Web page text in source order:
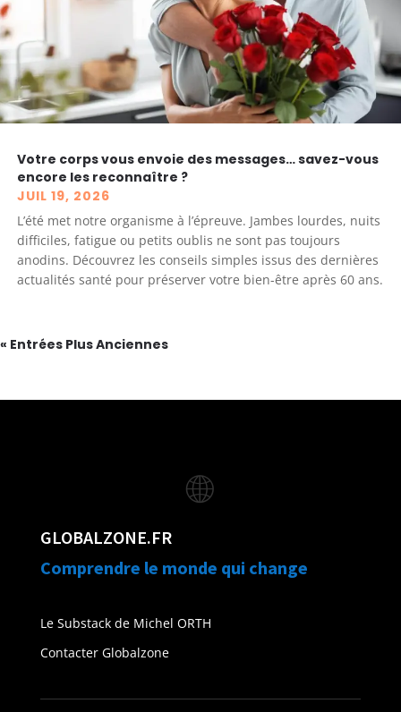
Votre corps vous envoie des messages… savez-vous
encore les reconnaître ?
JUIL 19, 2026
L’été met notre organisme à l’épreuve. Jambes lourdes, nuits
difficiles, fatigue ou petits oublis ne sont pas toujours
anodins. Découvrez les conseils simples issus des dernières
actualités santé pour préserver votre bien-être après 60 ans.
« Entrées Plus Anciennes
🌐
GLOBALZONE.FR
Comprendre le monde qui change
Le Substack de Michel ORTH
Contacter Globalzone